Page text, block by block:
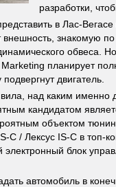
разработки,
в Лас-
внешность, знакомую
обвеса.
планирует
двигатель.
над каким именно
кандидатом
объектом
C / Лексус IS-C в топ-
блок
автомобиль в